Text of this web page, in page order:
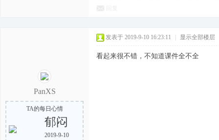
PanXS
TA的每日心情
郁闷
2019-9-10
发表于 2019-9-10 16:23:11 显示全部楼层
看起来很不错，不知道课件全不全